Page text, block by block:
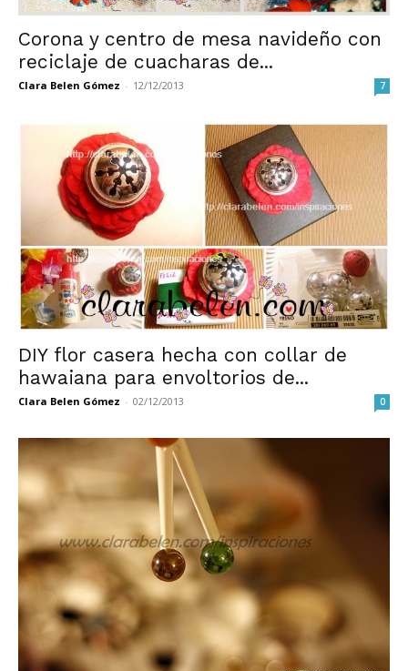
Corona y centro de mesa navideño con
reciclaje de cuacharas de...
Clara Belen Gómez - 12/12/2013 7
DIY flor casera hecha con collar de
hawaiana para envoltorios de...
Clara Belen Gómez - 02/12/2013 0